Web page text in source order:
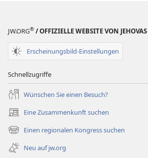
JW.ORG® / OFFIZIELLE WEBSITE VON
Erscheinungsbild-Einstellungen
Schnellzugriffe
Wünschen Sie einen Besuch?
Eine Zusammenkunft suchen
(öffnet
neues
Fenster)
Einen regionalen Kongress suchen
(öffnet
neues
Fenster)
Neu auf jw.org